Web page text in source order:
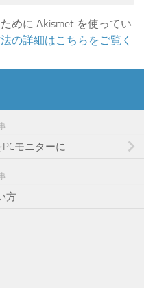
めに Akismet を使ってい
の詳細はこちらをご覧く
PCモニターに
方